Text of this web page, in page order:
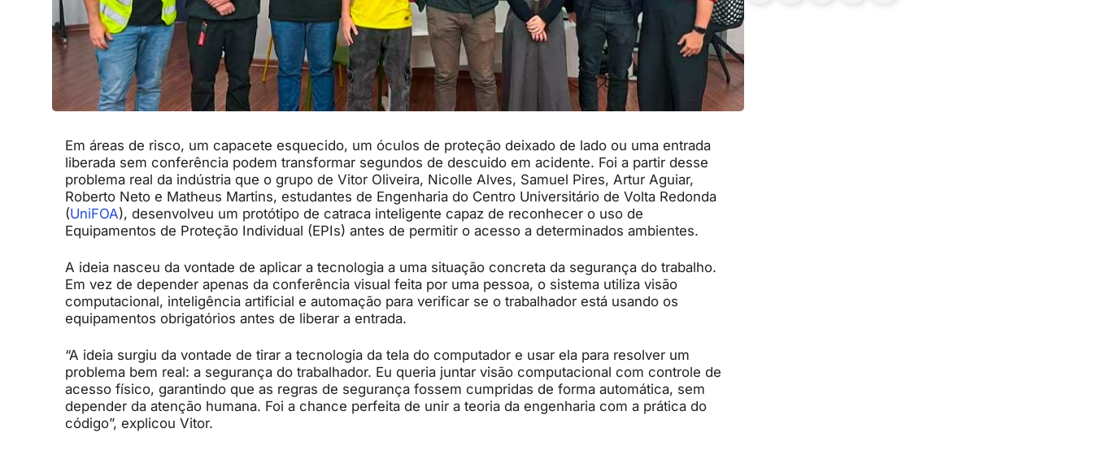
Em áreas de risco, um capacete esquecido, um óculos de proteção deixado de lado ou uma entrada
liberada sem conferência podem transformar segundos de descuido em acidente. Foi a partir desse
problema real da indústria que o grupo de Vitor Oliveira, Nicolle Alves, Samuel Pires, Artur Aguiar,
Roberto Neto e Matheus Martins, estudantes de Engenharia do Centro Universitário de Volta Redonda
(UniFOA), desenvolveu um protótipo de catraca inteligente capaz de reconhecer o uso de
Equipamentos de Proteção Individual (EPIs) antes de permitir o acesso a determinados ambientes.
A ideia nasceu da vontade de aplicar a tecnologia a uma situação concreta da segurança do trabalho.
Em vez de depender apenas da conferência visual feita por uma pessoa, o sistema utiliza visão
computacional, inteligência artificial e automação para verificar se o trabalhador está usando os
equipamentos obrigatórios antes de liberar a entrada.
“A ideia surgiu da vontade de tirar a tecnologia da tela do computador e usar ela para resolver um
problema bem real: a segurança do trabalhador. Eu queria juntar visão computacional com controle de
acesso físico, garantindo que as regras de segurança fossem cumpridas de forma automática, sem
depender da atenção humana. Foi a chance perfeita de unir a teoria da engenharia com a prática do
código”, explicou Vitor.